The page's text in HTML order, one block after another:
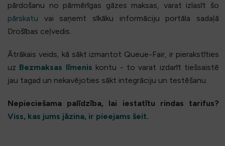
pārdošanu no pārmērīgas gāzes maksas, varat izlasīt šo
pārskatu vai saņemt sīkāku informāciju portāla sadaļā
Drošības ceļvedis.
Ātrākais veids, kā sākt izmantot Queue-Fair, ir pierakstīties
uz Bezmaksas līmenis kontu - to varat izdarīt tiešsaistē
jau tagad un nekavējoties sākt integrāciju un testēšanu.
Nepieciešama palīdzība, lai iestatītu rindas tarifus?
Viss, kas jums jāzina, ir pieejams šeit.